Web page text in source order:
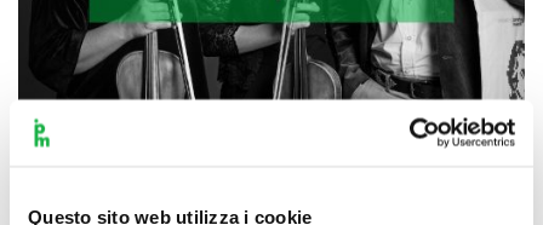
Questo sito web utilizza i cookie
Scopri di più